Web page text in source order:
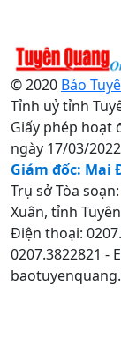
© 2020 Báo
Tỉnh uỷ tỉnh
Giấy phép hoạt
ngày 17/03/2022
Giám đốc: Mai
Trụ sở Tòa
Xuân, tỉnh
Điện thoại:
0207.3822821 -